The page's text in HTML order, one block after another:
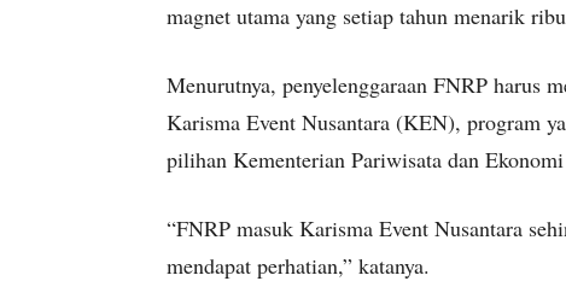
magnet utama yang setiap tahun menarik
Menurutnya, penyelenggaraan FNRP harus
Karisma Event Nusantara (KEN), program
pilihan Kementerian Pariwisata dan
“FNRP masuk Karisma Event Nusantara
mendapat perhatian,” katanya.